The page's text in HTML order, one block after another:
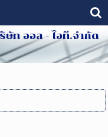
ษัท ออล - ไอที.จำกัด